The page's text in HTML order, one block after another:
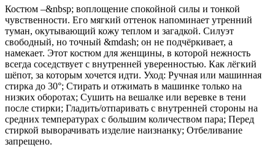
Костюм –&nbsp; воплощение спокойной силы и тонкой
чувственности. Его мягкий оттенок напоминает утренний
туман, окутывающий кожу теплом и загадкой. Силуэт
свободный, но точный &mdash; он не подчёркивает, а
намекает. Этот костюм для женщины, в которой нежность
всегда соседствует с внутренней уверенностью. Как лёгкий
шёпот, за которым хочется идти. Уход: Ручная или машинная
стирка до 30°; Стирать и отжимать в машинке только на
низких оборотах; Сушить на вешалке или веревке в тени
после стирки; Гладить/отпаривать с внутренней стороны на
средних температурах с большим количеством пара; Перед
стиркой выворачивать изделие наизнанку; Отбеливание
запрещено.